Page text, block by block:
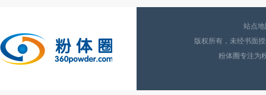
站点
版权所有，未经书面
粉体圈专注为